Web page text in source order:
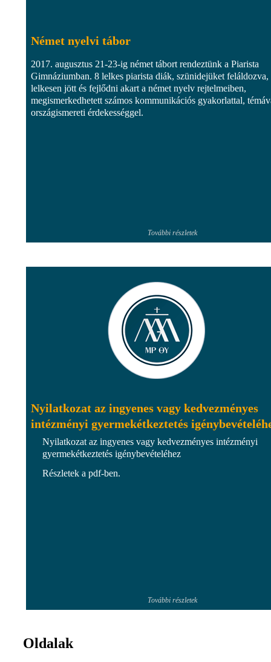
Német nyelvi tábor
2017. augusztus 21-23-ig német tábort rendeztünk a Piarista
Gimnáziumban. 8 lelkes piarista diák, szünidejüket feláldozva,
lelkesen jött és fejlődni akart a német nyelv rejtelmeiben,
megismerkedhetett számos kommunikációs gyakorlattal,
országismereti érdekességgel.
További részletek
Nyilatkozat az ingyenes vagy kedvezményes
intézményi gyermekétkeztetés
Nyilatkozat az ingyenes vagy kedvezményes intézményi
gyermekétkeztetés igénybevételéhez
Részletek a pdf-ben.
További részletek
Oldalak